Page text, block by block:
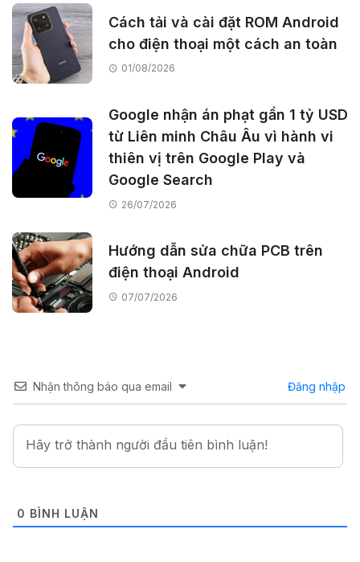
Cách tải và cài đặt ROM Android
cho điện thoại một cách an toàn
01/08/2026
Google nhận án phạt gần 1 tỷ USD
từ Liên minh Châu Âu vì hành vi
thiên vị trên Google Play và
Google Search
26/07/2026
Hướng dẫn sửa chữa PCB trên
điện thoại Android
07/07/2026
Nhận thông báo qua email Đăng nhập
0 BÌNH LUẬN